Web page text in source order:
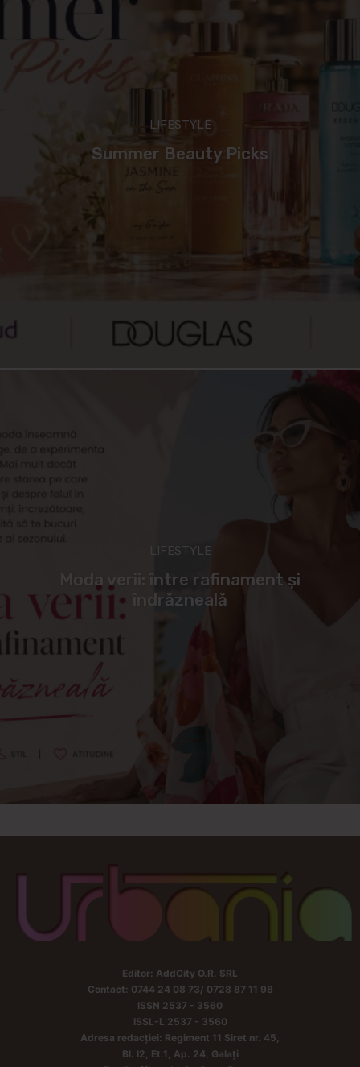
LIFESTYLE
Summer Beauty Picks
LIFESTYLE
Moda verii: între rafinament și
îndrăzneală
Editor: AddCity O.R. SRL
Contact: 0744 24 08 73/ 0728 87 11 98
ISSN 2537 - 3560
ISSL-L 2537 - 3560
Adresa redacției: Regiment 11 Siret nr. 45,
Bl. I2, Et.1, Ap. 24, Galați